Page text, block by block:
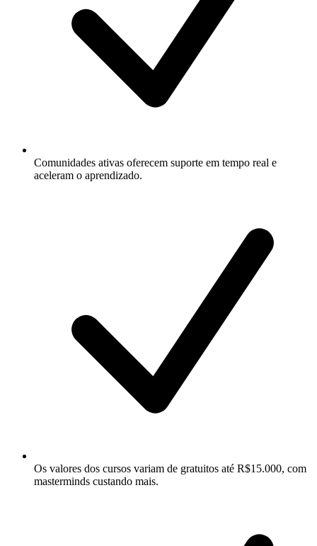
Comunidades ativas oferecem suporte em tempo real e
aceleram o aprendizado.
Os valores dos cursos variam de gratuitos até R$15.000, com
masterminds custando mais.